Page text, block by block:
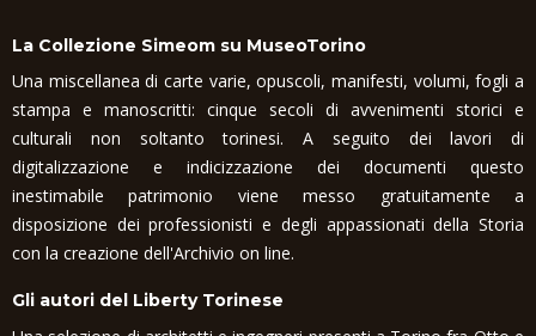
La Collezione Simeom su MuseoTorino
Una miscellanea di carte varie, opuscoli, manifesti, volumi, fogli a
stampa e manoscritti: cinque secoli di avvenimenti storici e
culturali non soltanto torinesi. A seguito dei lavori di
digitalizzazione e indicizzazione dei documenti questo
inestimabile patrimonio viene messo gratuitamente a
disposizione dei professionisti e degli appassionati della Storia
con la creazione dell'Archivio on line.
Gli autori del Liberty Torinese